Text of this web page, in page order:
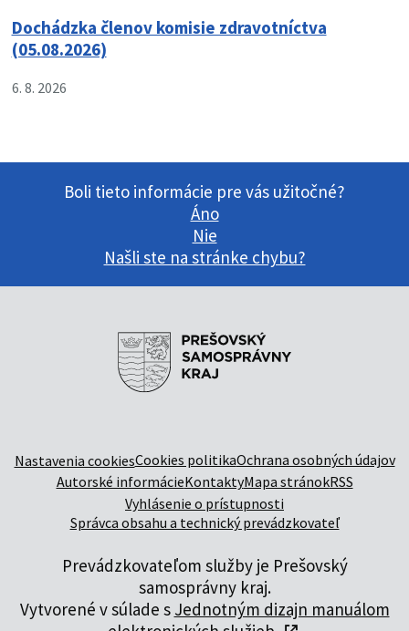
Dochádzka členov komisie zdravotníctva
(05.08.2026)
6. 8. 2026
Boli tieto informácie pre vás užitočné?
Áno
Nie
Našli ste na stránke chybu?
Nastavenia cookiesCookies politikaOchrana osobných údajov
Autorské informácieKontaktyMapa stránokRSS
Vyhlásenie o prístupnosti
Správca obsahu a technický prevádzkovateľ
Prevádzkovateľom služby je Prešovský
samosprávny kraj.
Vytvorené v súlade s Jednotným dizajn manuálom